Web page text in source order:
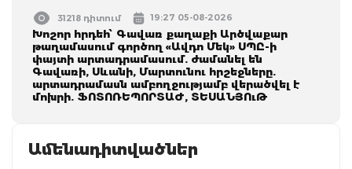
31218 դիտում 19:27 05-08-2026
Խոշոր հրդեհ՝ Գավառ քաղաքի Արծվաքար
թաղամասում գործող «Ավդո Մեկ» ՍՊԸ-ի
փայտի արտադրամասում. ժամանել են
Գավառի, Սևանի, Մարտունու հրշեջները.
արտադրամասն ամբողջությամբ վերածվել է
մոխրի. ՖՈՏՈՌԵՊՈՐՏԱԺ, ՏԵՍԱՆՅՈւԹ
Ամենադիտվածներ